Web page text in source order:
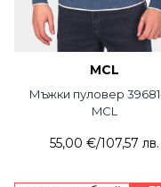
MCL
Мъжки пуловер
MCL
55,00 €/107,57 лв.